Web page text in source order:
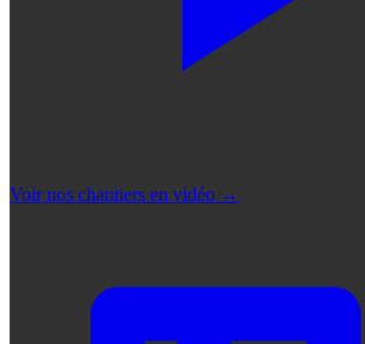
Voir nos chantiers en vidéo →